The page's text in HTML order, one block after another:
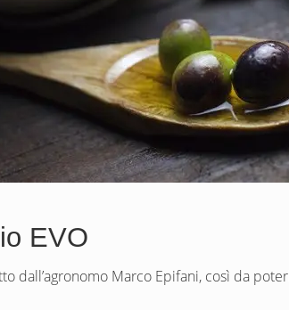
EVO
dall’agronomo Marco Epifani, così da